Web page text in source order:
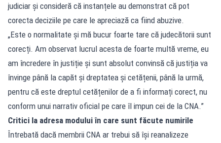
judiciar și consideră că instanțele au demonstrat că pot
corecta deciziile pe care le apreciază ca fiind abuzive.
„Este o normalitate și mă bucur foarte tare că judecătorii sunt
corecți. Am observat lucrul acesta de foarte multă vreme, eu
am încredere în justiție și sunt absolut convinsă că justiția va
învinge până la capăt și dreptatea și cetățenii, până la urmă,
pentru că este dreptul cetățenilor de a fi informați corect, nu
conform unui narrativ oficial pe care îl impun cei de la CNA.”
Critici la adresa modului în care sunt făcute numirile
Întrebată dacă membrii CNA ar trebui să își reanalizeze